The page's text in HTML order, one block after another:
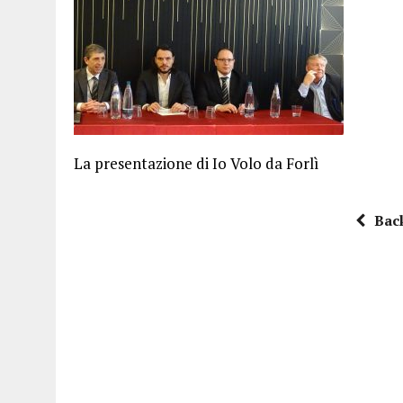
15 DICEMBRE 2025
PANETTONI, TORRONE E CONTRO-PANETTONE:
11 DICEMBRE 2025
LA GUIDA FLOS OLEI INCORONA I “MAGNIFICI 7”
11 DICEMBRE 2025
DANTE ALIGHIERI E L’USO DI PAPAVERINA: ECCO
10 DICEMBRE 2025 | MONTESCUDO, AL TEATRO ROSASPINA PRIMA
6 DICEMBRE 2025 | CATTOLICA, I FRATELLI RAUCCI CONFERMANO LA
La presentazione di Io Volo da Forlì